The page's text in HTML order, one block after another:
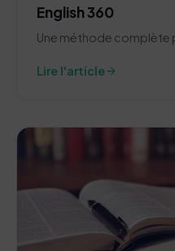
English 360
Une méthode complète
Lire l'articlearrow_forward